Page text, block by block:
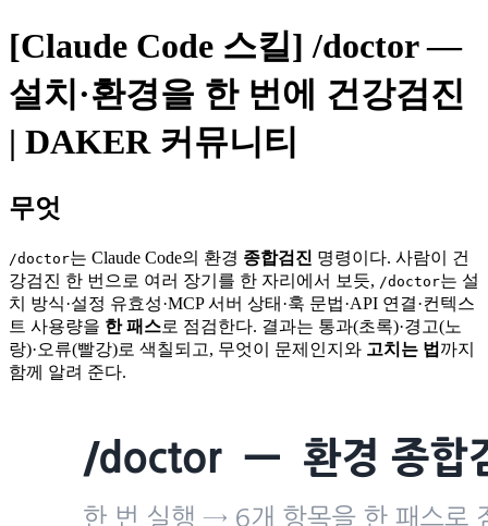
[Claude Code 스킬] /doctor —
설치·환경을 한 번에 건강검진
| DAKER 커뮤니티
무엇
/doctor는 Claude Code의 환경 종합검진 명령이다. 사람이 건
강검진 한 번으로 여러 장기를 한 자리에서 보듯, /doctor는 설
치 방식·설정 유효성·MCP 서버 상태·훅 문법·API 연결·컨텍스
트 사용량을 한 패스로 점검한다. 결과는 통과(초록)·경고(노
랑)·오류(빨강)로 색칠되고, 무엇이 문제인지와 고치는 법 까지
함께 알려 준다.